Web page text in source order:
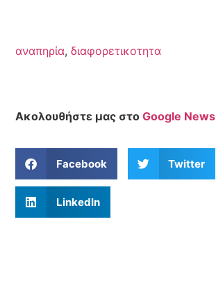
αναπηρία,διαφορετικοτητα
Ακολουθήστε μας στοGoogle News
Facebook Twitter
LinkedIn